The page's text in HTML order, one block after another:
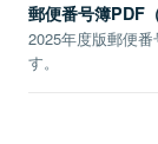
郵便番号簿PDF
2025年度版郵便
す。